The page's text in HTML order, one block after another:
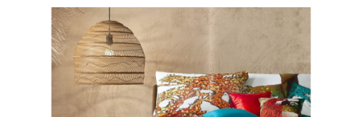
je
0,0
z
5
hvězdiček.